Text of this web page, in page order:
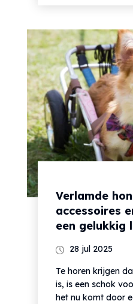
Verlamde
accessoires
een gelukkig
28 jul 2025
Te horen krijgen
is, is een schok
het nu komt door